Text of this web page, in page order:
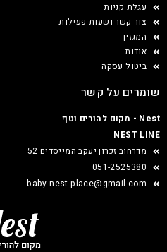
עגלת קניות
צור קשר ושעות פעילות
המגזין
אודות
ביטול עסקה
שומרים על קשר
Nest - מקום להורים וטף
NEST LINE
מדרחוב זכרון יעקב המייסדים 52
051-2525380
baby.nest.place@gmail.com